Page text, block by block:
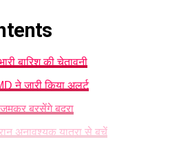
बारिश की चेतावनी
ने जारी किया अलर्ट
जमकर बरसेंगे बदरा
अनावश्यक यात्रा से बचें